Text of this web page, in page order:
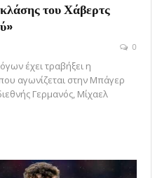
του Χάβερτς
0
έχει τραβήξει η
αγωνίζεται στην Μπάγερ
Γερμανός, Μίχαελ